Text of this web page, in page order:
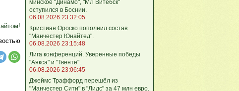
минское "Динамо", "МЛ Витебск"
оступился в Боснии.
06.08.2026 23:32:05
Кристиан Ороско пополнил состав
"Манчестер Юнайтед".
06.08.2026 23:15:48
Лига кoнференций. Уверенные победы
"Аякса" и "Твенте".
06.08.2026 23:06:45
Джеймс Траффорд перешёл из
"Манчестер Сити" в "Лидс" за 47 млн евро.